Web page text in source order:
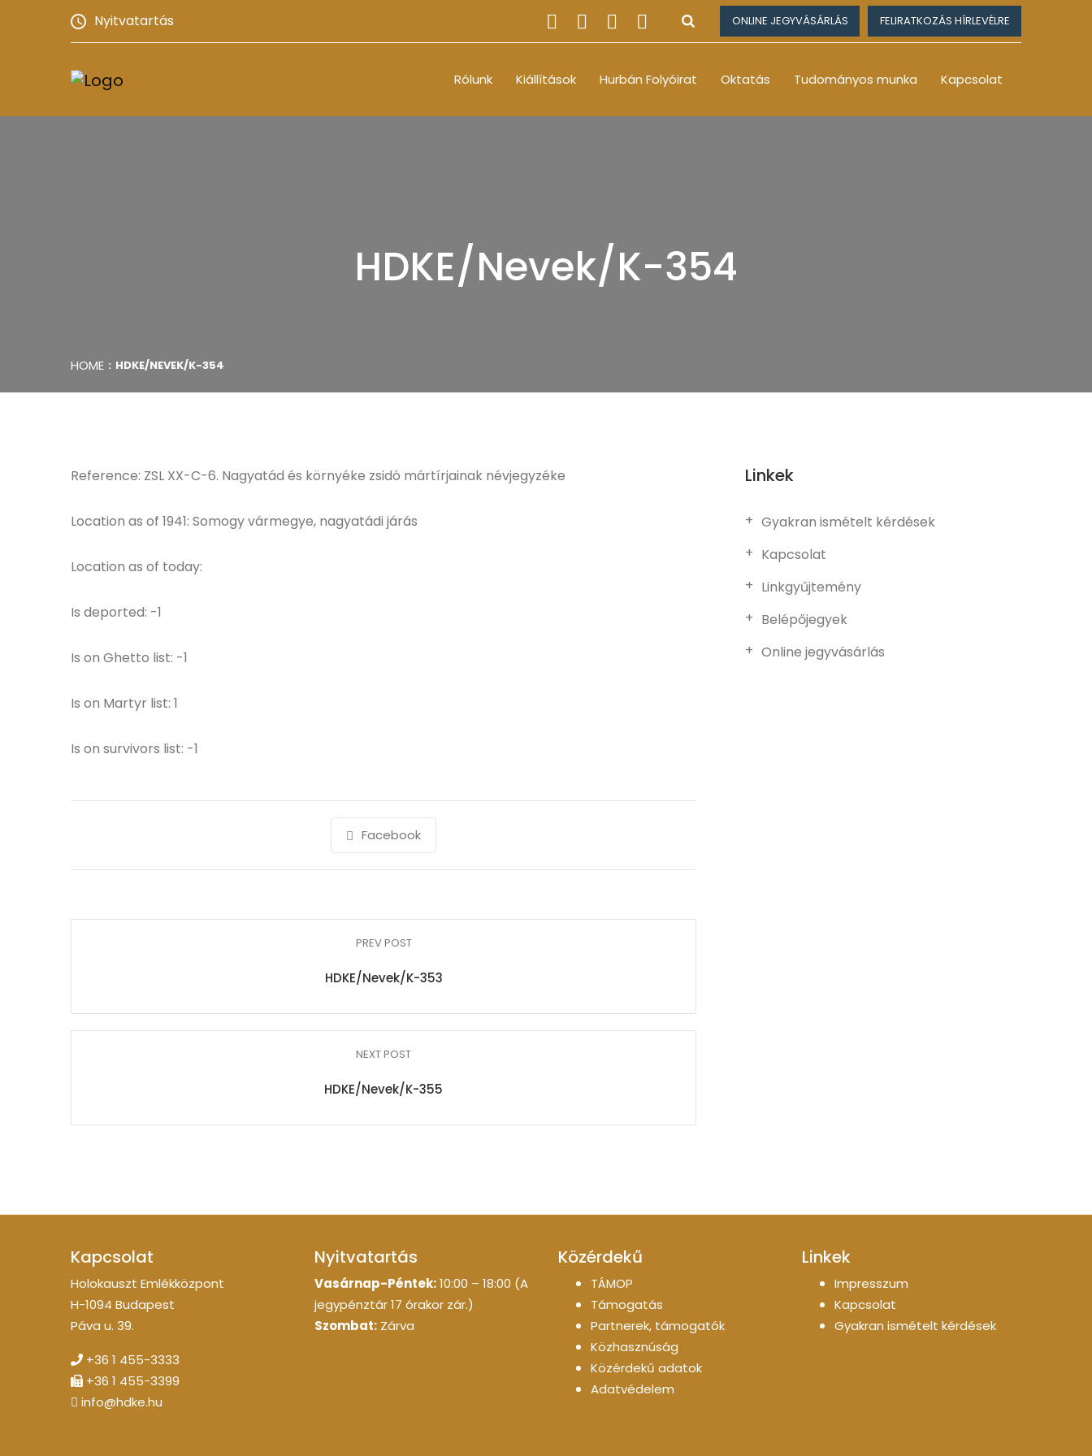
Nyitvatartás ONLINE JEGYVÁSÁRLÁS FELIRATKOZÁS HÍRLEVÉLRE
Rólunk Kiállítások Hurbán Folyóirat Oktatás Tudományos munka Kapcsolat
HDKE/Nevek/K-354
HOME HDKE/NEVEK/K-354
Reference: ZSL XX-C-6. Nagyatád és környéke zsidó mártírjainak névjegyzéke
Location as of 1941: Somogy vármegye, nagyatádi járás
Location as of today:
Is deported: -1
Is on Ghetto list: -1
Is on Martyr list: 1
Is on survivors list: -1
Facebook
PREV POST
HDKE/Nevek/K-353
NEXT POST
HDKE/Nevek/K-355
Linkek
Gyakran ismételt kérdések
Kapcsolat
Linkgyűjtemény
Belépőjegyek
Online jegyvásárlás
Kapcsolat
Holokauszt Emlékközpont
H-1094 Budapest
Páva u. 39.
+36 1 455-3333
+36 1 455-3399
info@hdke.hu
Nyitvatartás
Vasárnap-Péntek:10:00 – 18:00 (A
jegypénztár 17 órakor zár.)
Szombat: Zárva
Közérdekű
TÁMOP
Támogatás
Partnerek, támogatók
Közhasznúság
Közérdekű adatok
Adatvédelem
Linkek
Impresszum
Kapcsolat
Gyakran ismételt kérdések